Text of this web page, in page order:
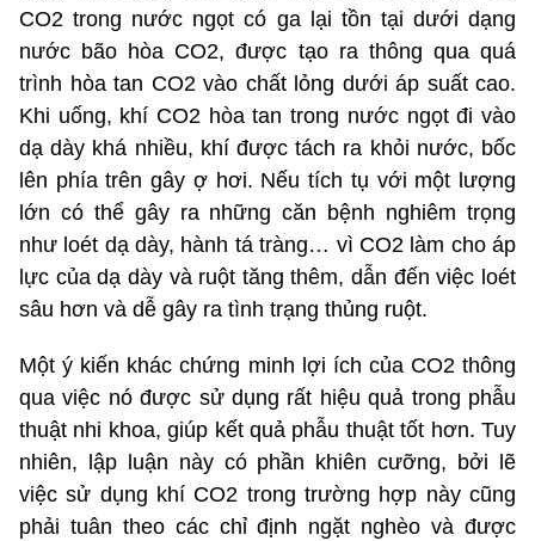
CO2 trong nước ngọt có ga lại tồn tại dưới dạng
nước bão hòa CO2, được tạo ra thông qua quá
trình hòa tan CO2 vào chất lỏng dưới áp suất cao.
Khi uống, khí CO2 hòa tan trong nước ngọt đi vào
dạ dày khá nhiều, khí được tách ra khỏi nước, bốc
lên phía trên gây ợ hơi. Nếu tích tụ với một lượng
lớn có thể gây ra những căn bệnh nghiêm trọng
như loét dạ dày, hành tá tràng… vì CO2 làm cho áp
lực của dạ dày và ruột tăng thêm, dẫn đến việc loét
sâu hơn và dễ gây ra tình trạng thủng ruột.
Một ý kiến khác chứng minh lợi ích của CO2 thông
qua việc nó được sử dụng rất hiệu quả trong phẫu
thuật nhi khoa, giúp kết quả phẫu thuật tốt hơn. Tuy
nhiên, lập luận này có phần khiên cưỡng, bởi lẽ
việc sử dụng khí CO2 trong trường hợp này cũng
phải tuân theo các chỉ định ngặt nghèo và được